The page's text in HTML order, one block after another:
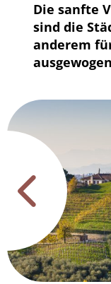
Die sanfte
sind die
anderem